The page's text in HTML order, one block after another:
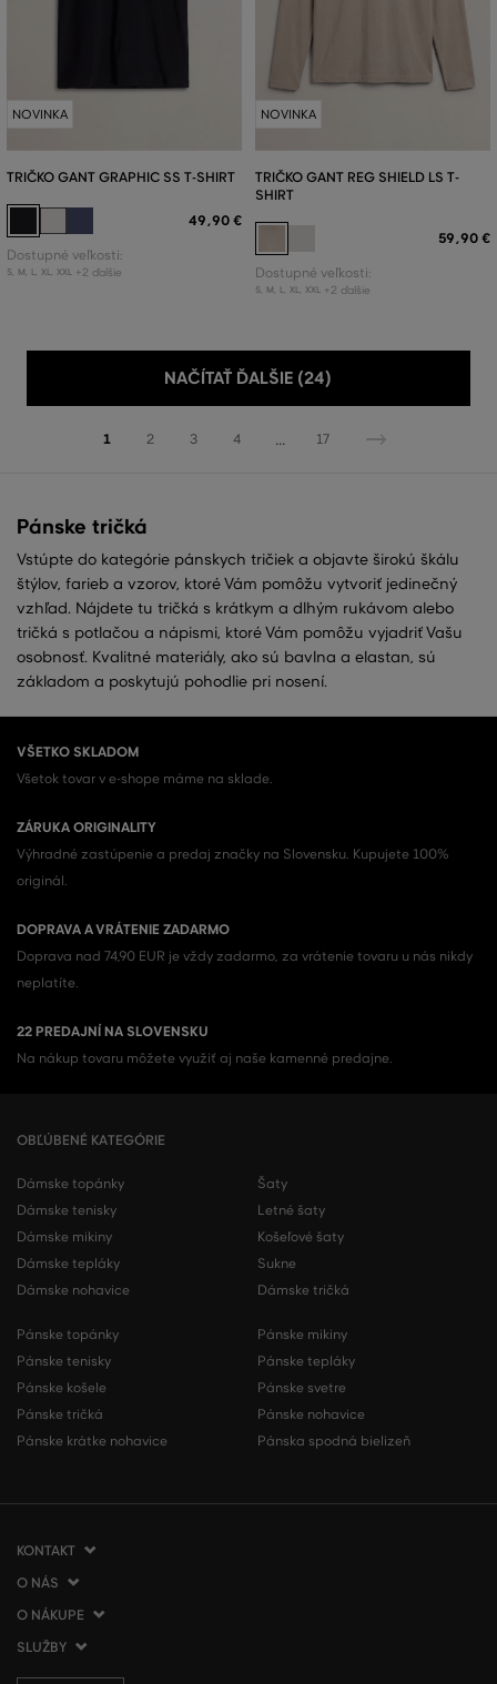
NOVINKA
TRIČKO GANT GRAPHIC SS T-SHIRT
49,90 €
Dostupné veľkosti:
S, M L, XL, XXL +2 ďalšie
NOVINKA
TRIČKO GANT REG SHIELD LS T-
SHIRT
59,90 €
Dostupné veľkosti:
S, M L, XL, XXL +2 ďalšie
NAČÍTAŤ ĎALŠIE (24)
1 2 3 4 ... 17
Pánske tričká
Vstúpte do kategórie pánskych tričiek a objavte širokú škálu
štýlov, farieb a vzorov, ktoré Vám pomôžu vytvoriť jedinečný
vzhľad. Nájdete tu tričká s krátkym a dlhým rukávom alebo
tričká s potlačou a nápismi, ktoré Vám pomôžu vyjadriť Vašu
osobnosť. Kvalitné materiály, ako sú bavlna a elastan, sú
základom a poskytujú pohodlie pri nosení.
VŠETKO SKLADOM
Všetok tovar v e-shope máme na sklade.
ZÁRUKA ORIGINALITY
Výhradné zastúpenie a predaj značky na Slovensku. Kupujete 100%
originál.
DOPRAVA A VRÁTENIE ZADARMO
Doprava nad 74,90 EUR je vždy zadarmo, za vrátenie tovaru u nás nikdy
neplatíte.
22 PREDAJNÍ NA SLOVENSKU
Na nákup tovaru môžete využiť aj naše kamenné predajne.
OBĽÚBENÉ KATEGÓRIE
Dámske topánky
Dámske tenisky
Dámske mikiny
Dámske tepláky
Dámske nohavice
Šaty
Letné šaty
Košeľové šaty
Sukne
Dámske tričká
Pánske topánky
Pánske tenisky
Pánske košele
Pánske tričká
Pánske krátke nohavice
Pánske mikiny
Pánske tepláky
Pánske svetre
Pánske nohavice
Pánska spodná bielizeň
KONTAKT
VERMONT Services Slovakia s. r. o.
Vlčie hrdlo 53
O NÁS
O spoločnosti
Kontakt
O NÁKUPE
Ako nakupovať
SLUŽBY
Doprava a platba